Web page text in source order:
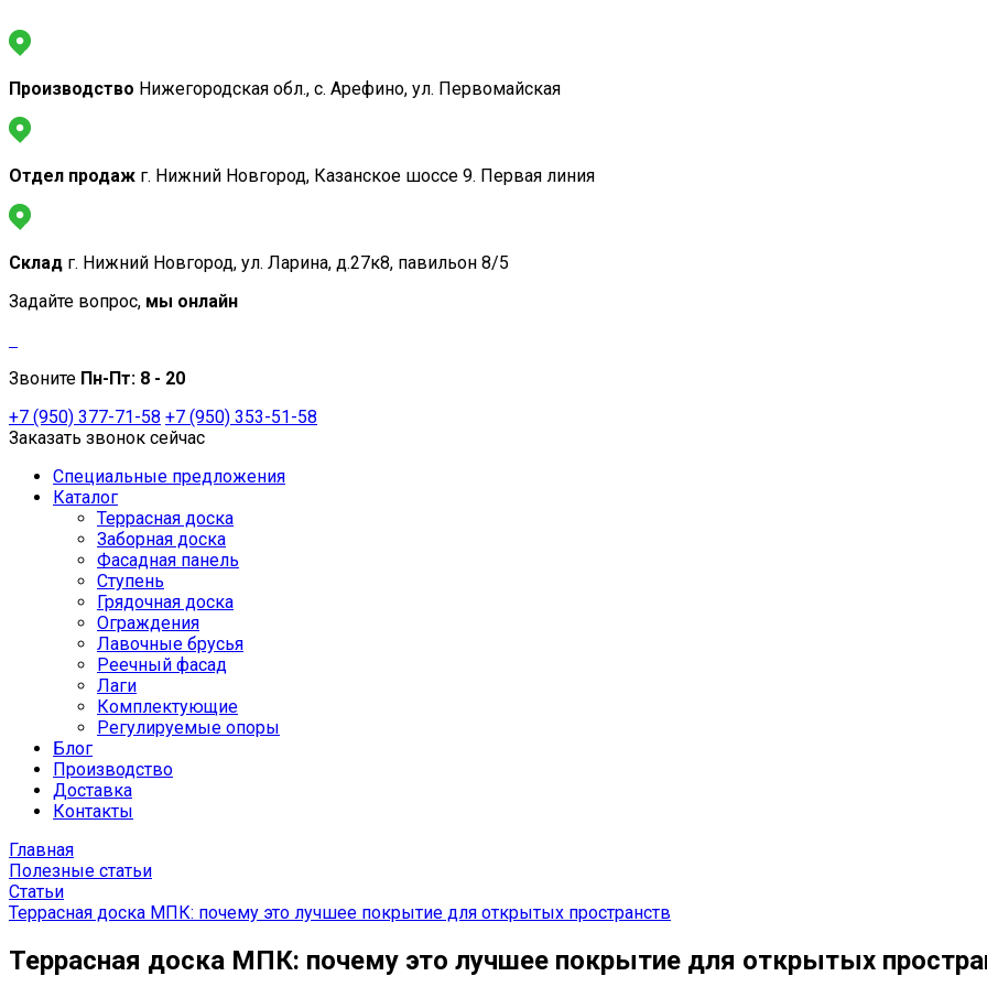
Производство Нижегородская обл., с. Арефино, ул. Первомайская
Отдел продаж г. Нижний Новгород, Казанское шоссе 9. Первая линия
Склад г. Нижний Новгород, ул. Ларина, д.27к8, павильон 8/5
Задайте вопрос, мы онлайн
Звоните Пн-Пт: 8 - 20
+7 (950) 377-71-58 +7 (950) 353-51-58
Заказать звонок сейчас
Специальные предложения
Каталог
Террасная доска
Заборная доска
Фасадная панель
Ступень
Грядочная доска
Ограждения
Лавочные брусья
Реечный фасад
Лаги
Комплектующие
Регулируемые опоры
Блог
Производство
Доставка
Контакты
Главная
Полезные статьи
Статьи
Террасная доска МПК: почему это лучшее покрытие для открытых пространств
Террасная доска МПК: почему это лучшее покрытие для открытых